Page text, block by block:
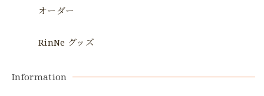
オーダー
RinNe グッズ
Information